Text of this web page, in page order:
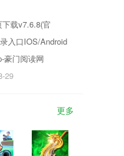
载v7.6.8(官
入口IOS/Android
豪门阅读网
29
更多